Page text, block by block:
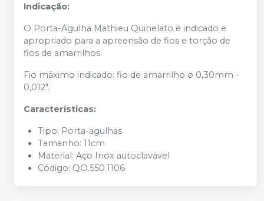
Indicação:
O Porta-Agulha Mathieu Quinelato é indicado e
apropriado para a apreensão de fios e torção de
fios de amarrilhos.
Fio máximo indicado: fio de amarrilho ø 0,30mm -
0,012".
Características:
Tipo: Porta-agulhas
Tamanho: 11cm
Material: Aço Inox autoclavável
Código: QO.550.1106